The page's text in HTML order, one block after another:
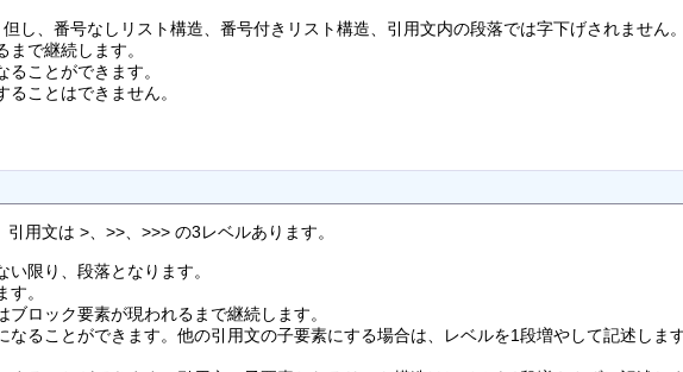
し、番号なしリスト構造、番号付きリスト構造、引用文内の段落では字下げされません
で継続します。
ことができます。
ことはできません。
用文は >、>>、>>> の3レベルあります。
限り、段落となります。
。
ロック要素が現われるまで継続します。
なることができます。他の引用文の子要素にする場合は、レベルを1段増やして記述し